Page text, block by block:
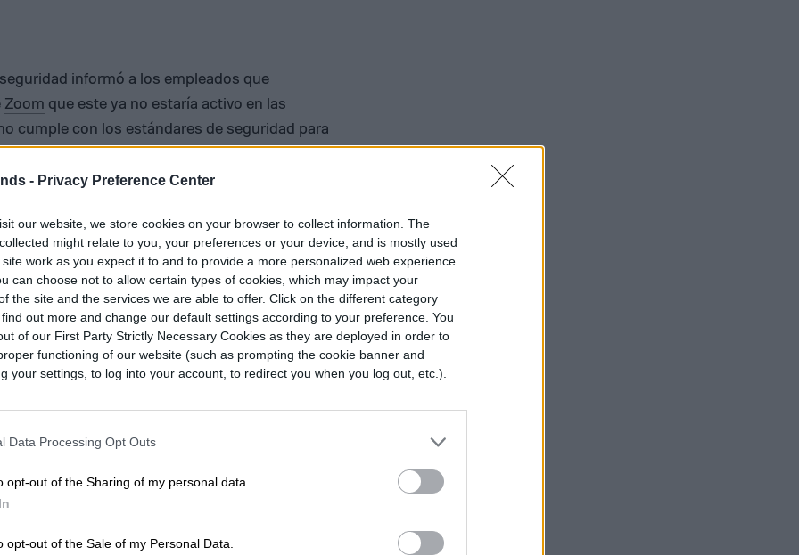
- Privacy Preference Center
our website, we store cookies on your browser to collect information. The
might relate to you, your preferences or your device, and is mostly used
work as you expect it to and to provide a more personalized web experience.
can choose not to allow certain types of cookies, which may impact your
the site and the services we are able to offer. Click on the different category
out more and change our default settings according to your preference. You
of our First Party Strictly Necessary Cookies as they are deployed in order to
functioning of our website (such as prompting the cookie banner and
your settings, to log into your account, to redirect you when you log out, etc.).
Data Processing Opt Outs
opt-out of the Sharing of my personal data.
opt-out of the Sale of my Personal Data.
informó a los empleados que
Zoom que este ya no estaría activo en las
cumple con los estándares de seguridad para
empleados. Los empleados que han estado
con familiares y amigos pueden seguir
con un teléfono”, detalló el portavoz.
elevó su número de usuarios de 10 millones a
Esto a su vez ha acarreado problemas como
”, además de nuevas medidas de seguridad
de salas de espera y contraseñas. No
demandasen contra de la compañía
comparte información con terceros.
su seguridad y ha pedido paciencia. “No
en cuestión de semanas todo el mundo de
y socializando desde casa”, escribió Eric
reciente publicación de blog.